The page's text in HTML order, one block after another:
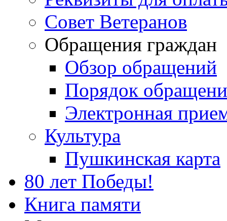
Совет Ветеранов
Обращения граждан
Обзор обращений
Порядок
Электронная
Культура
Пушкинская карта
80 лет Победы!
Книга памяти